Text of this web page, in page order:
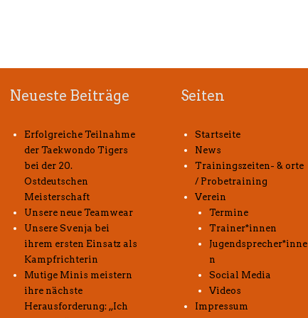
Neueste Beiträge
Erfolgreiche Teilnahme
der Taekwondo Tigers
bei der 20.
Ostdeutschen
Meisterschaft
Unsere neue Teamwear
Unsere Svenja bei
ihrem ersten Einsatz als
Kampfrichterin
Mutige Minis meistern
ihre nächste
Herausforderung: „Ich
Seiten
Startseite
News
Trainingszeiten- & orte
/ Probetraining
Verein
Termine
Trainer*innen
Jugendsprecher*inne
n
Social Media
Videos
Impressum